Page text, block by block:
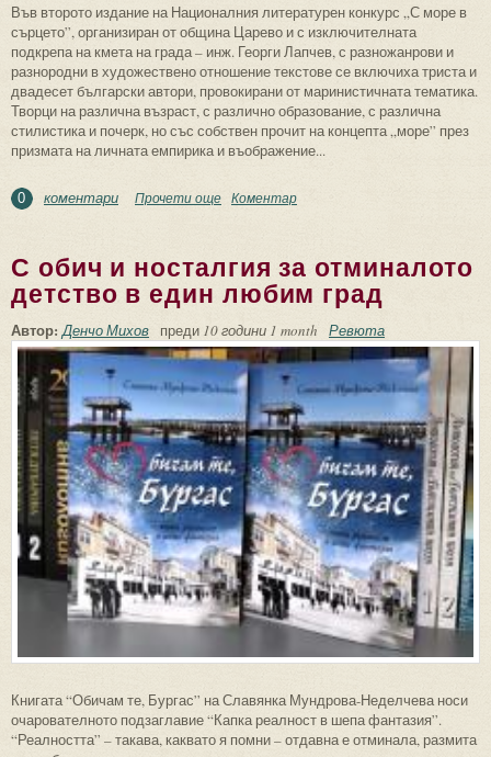
Във второто издание на Националния литературен конкурс „С море в
сърцето”, организиран от община Царево и с изключителната
подкрепа на кмета на града – инж. Георги Лапчев, с разножанрови и
разнородни в художествено отношение текстове се включиха триста и
двадесет български автори, провокирани от маринистичната тематика.
Творци на различна възраст, с различно образование, с различна
стилистика и почерк, но със собствен прочит на концепта „море” през
призмата на личната емпирика и въображение...
0 коментари Прочети още about За второто издание на
Коментар
С обич и носталгия за отминалото
детство в един любим град
Автор:Денчо Михов преди 10 години 1 month Ревюта
Книгата “Обичам те, Бургас” на Славянка Мундрова-Неделчева носи
очарователното подзаглавие “Капка реалност в шепа фантазия”.
“Реалността” – такава, каквато я помни – отдавна е отминала, размита